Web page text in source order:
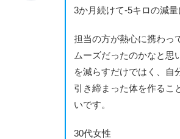
3か月続けて-5キロの減量
担当の方が熱心に携わっ
ムーズだったのかなと思
を減らすだけではく、自
引き締まった体を作るこ
いです。
30代女性